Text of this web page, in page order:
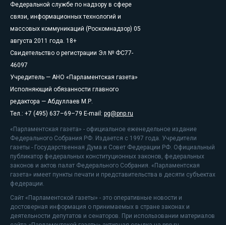
Федеральной службе по надзору в сфере
связи, информационных технологий и
массовых коммуникаций (Роскомнадзор) 05
августа 2011 года. 18+
Свидетельство о регистрации Эл № ФС77-
46097
Учредитель — АНО «Парламентская газета»
Исполняющий обязанности главного
редактора — Абдуллаев М.Р.
Тел.: +7 (495) 637–69–79 E-mail: pg@pnp.ru
«Парламентская газета» - официальное еженедельное издание
Федерального Собрания РФ. Издается с 1997 года. Учредители
газеты - Государственная Дума и Совет Федерации РФ. Официальный
публикатор федеральных конституционных законов, федеральных
законов и актов палат Федерального Собрания. «Парламентская
газета» имеет пункты печати и представительства в десяти субъектах
федерации.
Сайт «Парламентской газеты» - это оперативные новости и
достоверная информация о принимаемых в стране законах и
деятельности депутатов и сенаторов. При использовании материалов